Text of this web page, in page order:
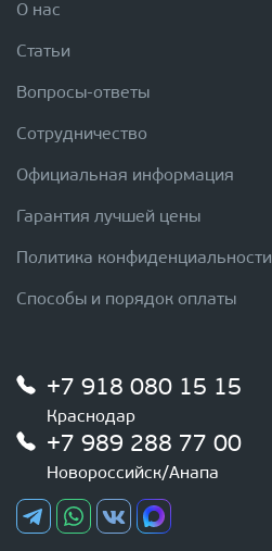
О нас
Статьи
Вопросы-ответы
Сотрудничество
Официальная информация
Гарантия лучшей цены
Политика конфиденциальности
Способы и порядок оплаты
+7 918 080 15 15
Краснодар
+7 989 288 77 00
Новороссийск/Анапа